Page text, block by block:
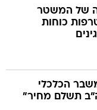
של המשטר
כוחות
הכלכלי
תשלם מחיר"